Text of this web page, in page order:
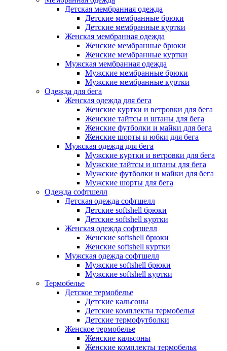
Детская мембранная одежда
Детские мембранные брюки
Детские мембранные куртки
Женская мембранная одежда
Женские мембранные брюки
Женские мембранные куртки
Мужская мембранная одежда
Мужские мембранные брюки
Мужские мембранные куртки
Одежда для бега
Женская одежда для бега
Женские куртки и ветровки для бега
Женские тайтсы и штаны для бега
Женские футболки и майки для бега
Женские шорты и юбки для бега
Мужская одежда для бега
Мужские куртки и ветровки для бега
Мужские тайтсы и штаны для бега
Мужские футболки и майки для бега
Мужские шорты для бега
Одежда софтшелл
Детская одежда софтшелл
Детские softshell брюки
Детские softshell куртки
Женская одежда софтшелл
Женские softshell брюки
Женские softshell куртки
Мужская одежда софтшелл
Мужские softshell брюки
Мужские softshell куртки
Термобелье
Детское термобелье
Детские кальсоны
Детские комплекты термобелья
Детские термофутболки
Женское термобелье
Женские кальсоны
Женские комплекты термобелья